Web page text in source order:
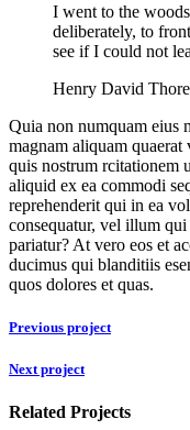
I went to the
deliberately, to
see if I could not
Henry David
Quia non numquam eius
magnam aliquam
quis nostrum rcitationem
aliquid ex ea commodi
reprehenderit qui in ea
consequatur, vel illum
pariatur? At vero eos et
ducimus qui blanditiis
quos dolores et quas.
Previous project
Next project
Related Projects